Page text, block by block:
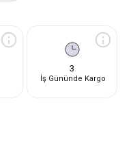
3
İş Gününde Kargo